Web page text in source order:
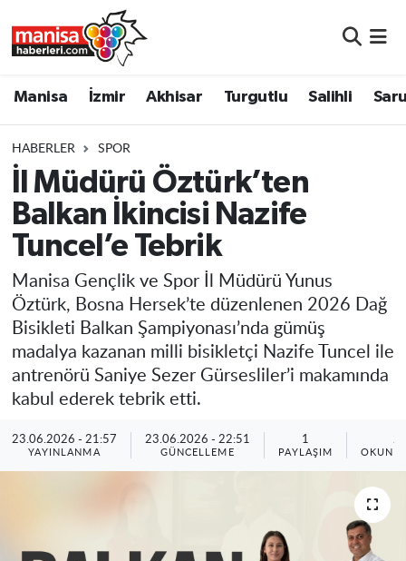
Manisa İzmir Akhisar Turgutlu Salihli
HABERLER SPOR
İl Müdürü Öztürk’ten
Balkan İkincisi Nazife
Tuncel’e Tebrik
Manisa Gençlik ve Spor İl Müdürü Yunus
Öztürk, Bosna Hersek’te düzenlenen 2026 Dağ
Bisikleti Balkan Şampiyonası’nda gümüş
madalya kazanan milli bisikletçi Nazife Tuncel ile
antrenörü Saniye Sezer Gürsesliler’i makamında
kabul ederek tebrik etti.
23.06.2026 - 21:57
YAYINLANMA
23.06.2026 - 22:51
GÜNCELLEME
1
PAYLAŞIM
Turgutlu
Salihli
Saruhanlı
Soma
Resmi İlanlar
Manisa Nöbetçi Eczaneler
Manisa Namaz Vakitleri
Manisa Trafik Yoğunluk Haritası
Süper Lig Puan Durumu ve Fikstür
Tüm Manşetler
Son Dakika Haberleri
Haber Arşivi